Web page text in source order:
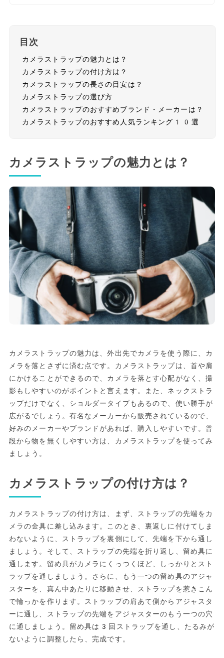
目次
カメラストラップの魅力とは？
カメラストラップの付け方は？
カメラストラップの長さの目安は？
カメラストラップの選び方
カメラストラップのおすすめブランド・メーカーは？
カメラストラップのおすすめ人気ランキング10選
カメラストラップの魅力とは？
カメラストラップの魅力は、外出先でカメラを使う際に、カ
メラを落とさずに済む点です。カメラストラップは、首や肩
にかけることができるので、カメラを落とす心配がなく、撮
影もしやすいのがポイントと言えます。また、ネックストラ
ップだけでなく、ショルダータイプもあるので、使い勝手が
広がるでしょう。有名なメーカーから販売されているので、
好みのメーカーやブランドがあれば、購入しやすいです。普
段から物を無くしやすい方は、カメラストラップを使ってみ
ましょう。
カメラストラップの付け方は？
カメラストラップの付け方は、まず、ストラップの先端をカ
メラの金具に差し込みます。このとき、裏返しに付けてしま
わないように、ストラップを裏側にして、先端を下から通し
ましょう。そして、ストラップの先端を折り返し、留め具に
通します。留め具がカメラにくっつくほど、しっかりとスト
ラップを通しましょう。さらに、もう一つの留め具のアジャ
スターを、真ん中あたりに移動させ、ストラップを惹きこん
で輪っかを作ります。ストラップの肩あて側からアジャスタ
ーに通し、ストラップの先端をアジャスターのもう一つの穴
に通しましょう。留め具は3回ストラップを通し、たるみが
ないように調整したら、完成です。